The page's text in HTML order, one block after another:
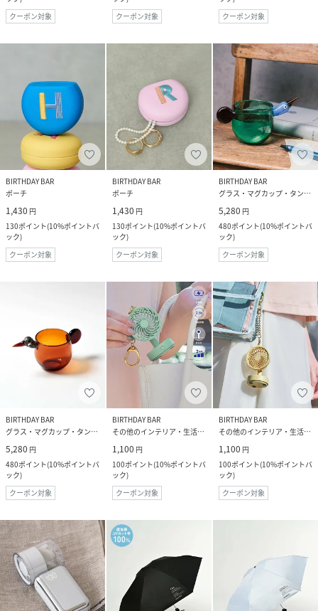
クーポン対象
クーポン対象
クーポン対象
BIRTHDAY BAR
ポーチ
1,430 円
130ポイント(10%ポイントバ
ック)
クーポン対象
BIRTHDAY BAR
ポーチ
1,430 円
130ポイント(10%ポイントバ
ック)
クーポン対象
BIRTHDAY BAR
グラス・マグカップ・タンブラー
5,280 円
480ポイント(10%ポイントバ
ック)
クーポン対象
BIRTHDAY BAR
グラス・マグカップ・タンブラー
5,280 円
480ポイント(10%ポイントバ
ック)
クーポン対象
BIRTHDAY BAR
その他のインテリア・生活雑貨
1,100 円
100ポイント(10%ポイントバ
ック)
クーポン対象
BIRTHDAY BAR
その他のインテリア・生活雑貨
1,100 円
100ポイント(10%ポイントバ
ック)
クーポン対象